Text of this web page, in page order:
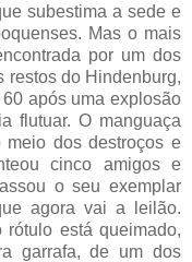
subestima a sede e
Mas o mais
por um dos
restos do Hindenburg,
após uma explosão
flutuar. O manguaça
meio dos destroços e
cinco amigos e
o seu exemplar
agora vai a leilão.
está queimado,
garrafa, de um dos